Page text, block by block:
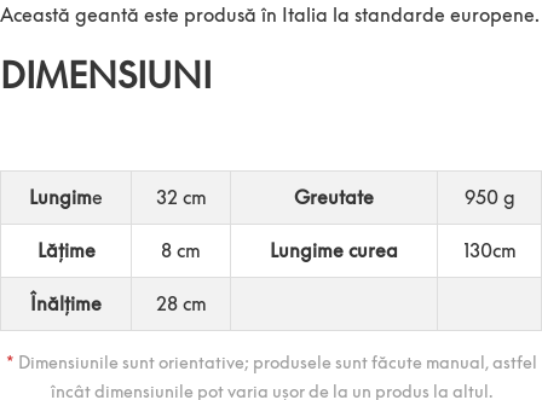
Această geantă este produsă în Italia la standarde europene.
DIMENSIUNI
Lungime 32 cm Greutate 950 g
Lățime 8 cm Lungime curea 130cm
Înălțime 28 cm
* Dimensiunile sunt orientative; produsele sunt făcute manual, astfel
încât dimensiunile pot varia ușor de la un produs la altul.